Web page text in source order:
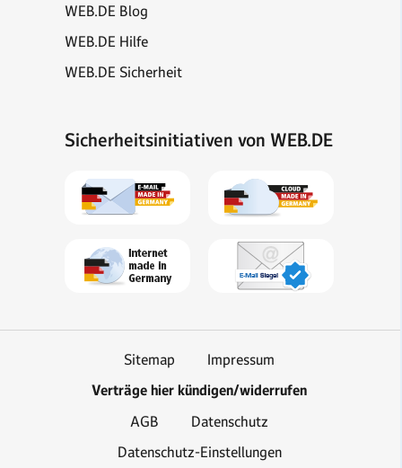
WEB.DE Blog
WEB.DE Hilfe
WEB.DE Sicherheit
Sicherheitsinitiativen von WEB.DE
Sitemap Impressum
Verträge hier kündigen/widerrufen
AGB
Datenschutz
Datenschutz-Einstellungen